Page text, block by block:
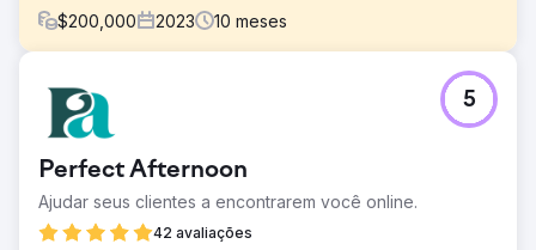
$200,000 2023 10 meses
Crie uma nova marca de epóxi focada no consumidor a
partir de nosso fabricante corporativo B2B.
Solução
Resin com programação backend personalizada em
WordPress e WooCommerce. Eles o integraram com
Perfect Afternoon
Ajudar seus clientes a encontrarem você online.
42 avaliações
5